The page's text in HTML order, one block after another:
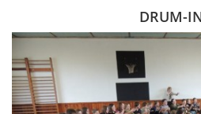
ŠKOLNÍ ROK
DOKUMENTY
DRUM-